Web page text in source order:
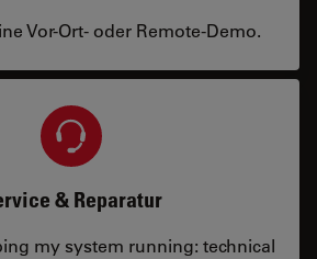
Vor-Ort- oder Remote-Demo.
& Reparatur
my system running: technical